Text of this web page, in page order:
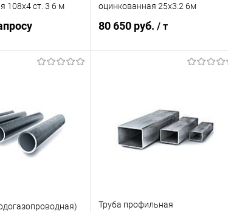
108х4 ст. 3 6 м
Под заказ
оцинкованная 25х3.2 6м
80 650 руб. / т
Купить в 1 клик
В избранное Под заказ
Труба профильная